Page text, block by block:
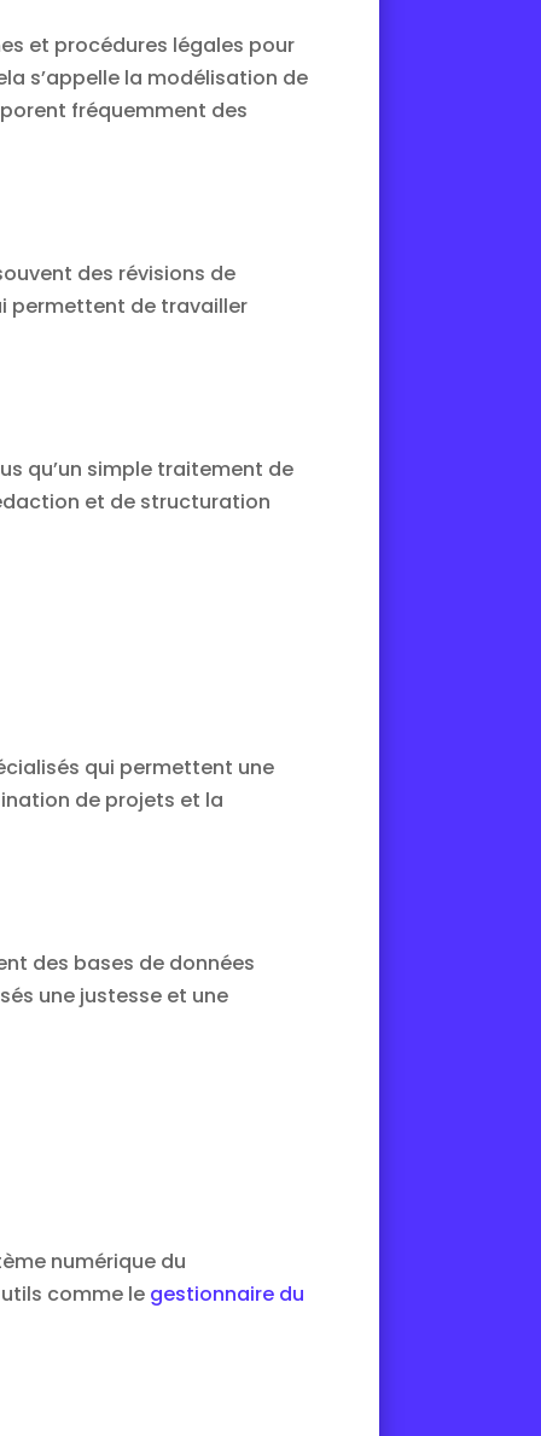
et procédures légales pour
s’appelle la modélisation de
fréquemment des
des révisions de
permettent de travailler
qu’un simple traitement de
et de structuration
qui permettent une
de projets et la
des bases de données
une justesse et une
numérique du
comme le gestionnaire du